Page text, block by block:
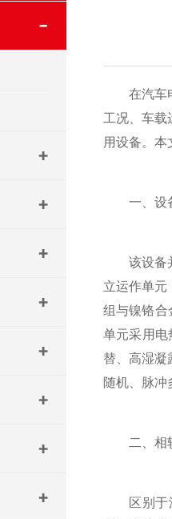
在汽车电
工况、车载
用设备。
一、设备
该设备并
立运作单
组与镍铬
单元采用
替、高湿凝
随机、脉
二、相较
区别于温